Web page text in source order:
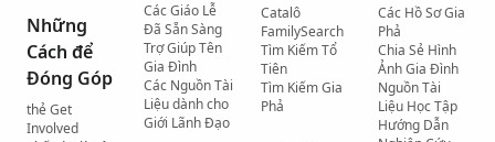
Những
Cách để
Đóng Góp
thẻ Get
Involved
Các Giáo Lễ
Đã Sẵn Sàng
Trợ Giúp Tên
Gia Đình
Các Nguồn Tài
Liệu dành cho
Giới Lãnh Đạo
Catalô
FamilySearch
Tìm Kiếm Tổ
Tiên
Tìm Kiếm Gia
Phả
Các Hồ Sơ Gia
Phả
Chia Sẻ Hình
Ảnh Gia Đình
Nguồn Tài
Liệu Học Tập
Hướng Dẫn